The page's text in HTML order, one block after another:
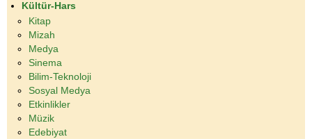
Kültür-Hars
Kitap
Mizah
Medya
Sinema
Bilim-Teknoloji
Sosyal Medya
Etkinlikler
Müzik
Edebiyat